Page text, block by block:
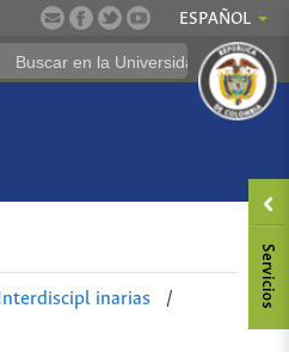
ESPAÑOL
inarias
/